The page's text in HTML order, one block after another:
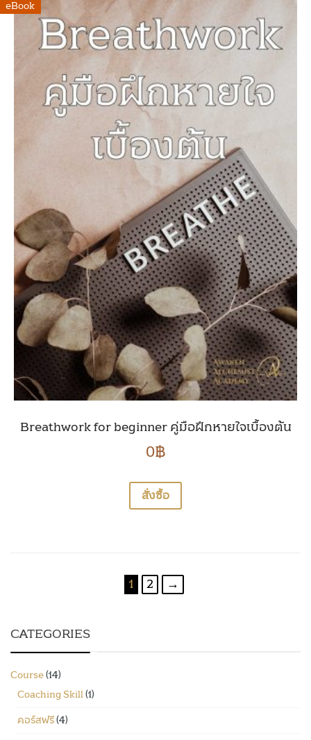
eBook
Breathwork for beginner คู่มือฝึกหายใจเบื้องต้น
0฿
สั่งซื้อ
1 2 →
CATEGORIES
Course (14)
Coaching Skill (1)
คอร์สฟรี (4)